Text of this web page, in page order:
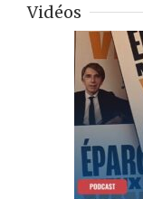
Vidéos